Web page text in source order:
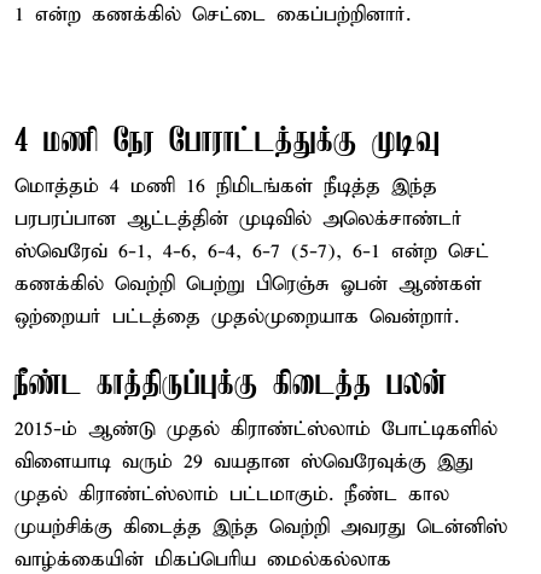
1 என்ற கணக்கில் செட்டை கைப்பற்றினார்.
4 மணி நேர போராட்டத்துக்கு முடிவு
மொத்தம் 4 மணி 16 நிமிடங்கள் நீடித்த இந்த
பரபரப்பான ஆட்டத்தின் முடிவில் அலெக்சாண்டர்
ஸ்வெரேவ் 6-1, 4-6, 6-4, 6-7 (5-7), 6-1 என்ற செட்
கணக்கில் வெற்றி பெற்று பிரெஞ்சு ஓபன் ஆண்கள்
ஒற்றையர் பட்டத்தை முதல்முறையாக வென்றார்.
நீண்ட காத்திருப்புக்கு கிடைத்த பலன்
2015-ம் ஆண்டு முதல் கிராண்ட்ஸ்லாம் போட்டிகளில்
விளையாடி வரும் 29 வயதான ஸ்வெரேவுக்கு இது
முதல் கிராண்ட்ஸ்லாம் பட்டமாகும். நீண்ட கால
முயற்சிக்கு கிடைத்த இந்த வெற்றி அவரது டென்னிஸ்
வாழ்க்கையின் மிகப்பெரிய மைல்கல்லாக